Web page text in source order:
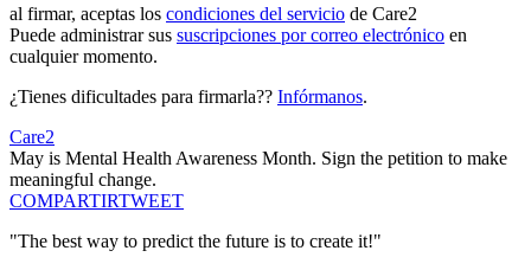
al firmar, aceptas los condiciones del servicio de Care2
Puede administrar sus suscripciones por correo electrónico en
cualquier momento.
¿Tienes dificultades para firmarla?? Infórmanos.
Care2
May is Mental Health Awareness Month. Sign the petition to make
meaningful change.
COMPARTIRTWEET
"The best way to predict the future is to create it!"